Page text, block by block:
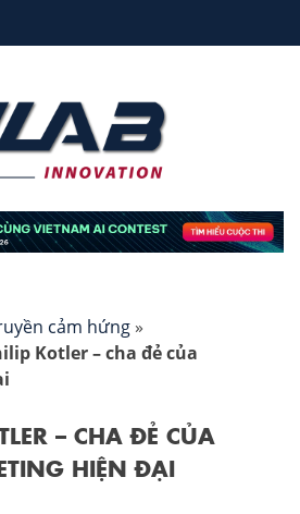
cảm hứng »
Kotler – cha đẻ của
– CHA ĐẺ CỦA
HIỆN ĐẠI